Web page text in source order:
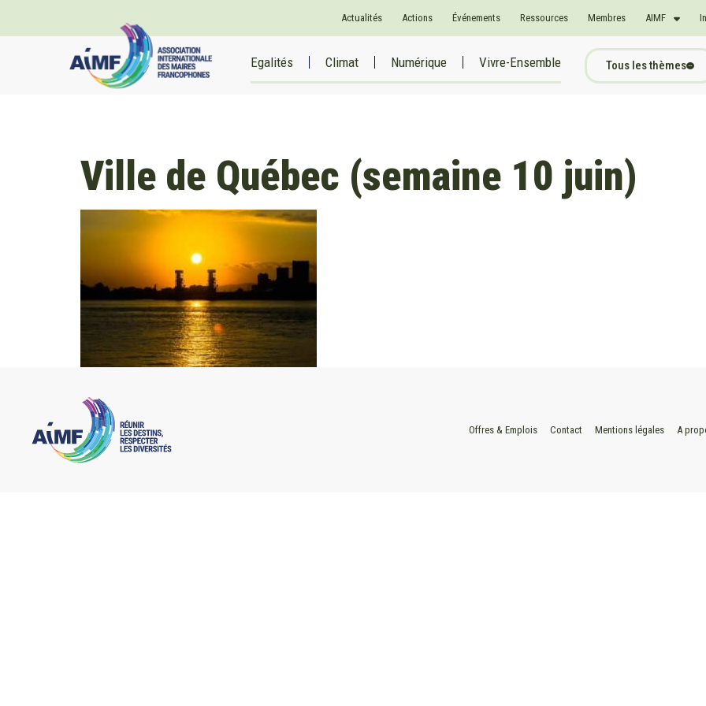
Actualités Actions Événements Ressources Membres AIMF
Egalités Climat Numérique Vivre-Ensemble Tous les thèmes
Ville de Québec (semaine 10 juin)
Offres & Emplois Contact Mentions légales A